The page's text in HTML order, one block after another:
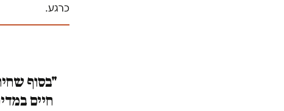
כרגע.
"בסוף
חיים